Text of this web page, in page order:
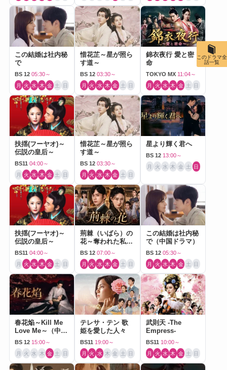
この結婚は社内秘
で
BS 12 05:30～
月 火 水 木 金 土 日
惜花芷～星が照ら
す道～
BS 12 03:30～
月 火 水 木 金 土 日
錦衣夜行 愛と密
命
TOKYO MX 11:04～
月 火 水 木 金 土 日
扶揺(フーヤオ)～
伝説の皇后～
BS11 04:00～
月 火 水 木 金 土 日
惜花芷～星が照ら
す道～
BS 12 03:30～
月 火 水 木 金 土 日
星より輝く君へ
BS 12 13:00～
月 火 水 木 金 土 日
扶揺(フーヤオ)～
伝説の皇后～
BS11 04:00～
月 火 水 木 金 土 日
荊棘（いばら）の
花～奪われた私～
（中国ドラマ）
BS 12 07:00～
月 火 水 木 金 土 日
この結婚は社内秘
で（中国ドラマ）
BS 12 05:30～
月 火 水 木 金 土 日
春花焔～Kill Me
Love Me～（中国
ドラマ）
BS 12 15:00～
月 火 水 木 金 土 日
テレサ・テン 歌
姫を愛した人々
BS11 19:00～
月 火 水 木 金 土 日
武則天 -The
Empress-
BS11 10:00～
月 火 水 木 金 土 日
このドラマ全
話一覧